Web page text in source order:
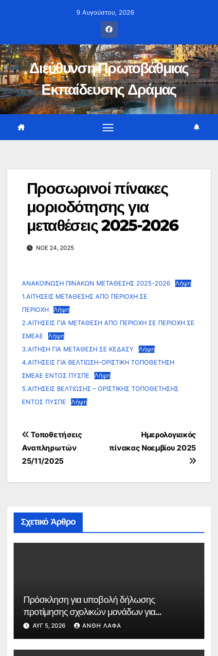
9 Αυγούστου, 2026
Διεύθυνση Πρωτοβάθμιας
Εκπαίδευσης Δράμας
Προσωρινοί πίνακες
μοριοδότησης για
μεταθέσεις 2025-2026
ΝΟΈ 24, 2025
ΑΝΑΚΟΙΝΩΣΗ ΠΙΝΑΚΩΝ ΜΕΤΑΘΕΣΗΣ 2025-2026
Λήψη
1.ΑΙΤΗΣΕΙΣ ΜΕΤΑΘΕΣΗΣ ΑΠΟ ΠΕΡΙΟΧΗ ΣΕ
ΠΕΡΙΟΧΗ
Λήψη
2.ΑΙΤΗΣΕΙΣ ΓΙΑ ΜΕΤΑΘΕΣΗ ΑΠΟ ΠΕΡΙΟΧΗ ΣΕ ΠΕΡΙΟΧΗ ΣΕ
ΣΜΕΑΕ
Λήψη
3.ΑΙΤΗΣΗ ΓΙΑ ΜΕΤΑΘΕΣΗ ΣΕ ΚΕΔΑΣΥ
Λήψη
4.ΑΙΤΗΣΕΙΣ ΓΙΑ ΒΕΛΤΙΩΣΗ-ΟΡΙΣΤΙΚΗ ΤΟΠΟΘΕΤΗΣΗ
ΣΜΕΑΕ ΕΝΤΟΣ ΠΥΣΠΕ
Λήψη
5.ΑΙΤΗΣΕΙΣ ΒΕΛΤΙΩΣΗΣ – ΟΡΙΣΤΙΚΗΣ ΤΟΠΟΘΕΤΗΣΗΣ
ΕΝΤΟΣ ΠΥΣΠΕ
Λήψη
Πλοήγηση
άρθρων
Ημερολογιακός
πίνακας Νοεμβίου 2025
Τοποθετήσεις
Αναπληρωτών
25/11/2025
Σχετικό Άρθρο
Πρόσκληση για υποβολή δήλωσης
προτίμησης σχολικών μονάδων για
συμπλήρωση ωραρίου εκπαιδευτικών
κλάδων ΠΕ91.01 – Θεατρικής Αγωγής, ΠΕ86
– Πληροφορικής, ΠΕ08 – Εικαστικών για το
ΑΥΓ 5, 2026 ΑΝΘΉ ΛΆΦΑ